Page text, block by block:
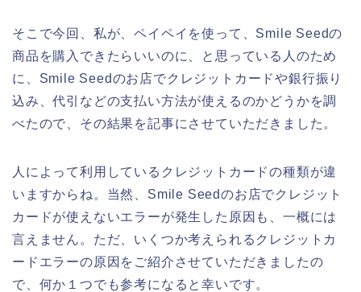
そこで今回、私が、ペイペイを使って、Smile Seedの
商品を購入できたらいいのに、と思っている人のため
に、Smile Seedのお店でクレジットカードや銀行振り
込み、代引などの支払い方法が使えるのかどうかを調
べたので、その結果を記事にさせていただきました。
人によって利用しているクレジットカードの種類が違
いますからね。当然、Smile Seedのお店でクレジット
カードが使えないエラーが発生した原因も、一概には
言えません。ただ、いくつか考えられるクレジットカ
ードエラーの原因をご紹介させていただきましたの
で、何か１つでも参考になると幸いです。